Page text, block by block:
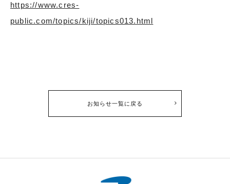
https://www.cres-
public.com/topics/kiji/topics013.html
お知らせ一覧に戻る